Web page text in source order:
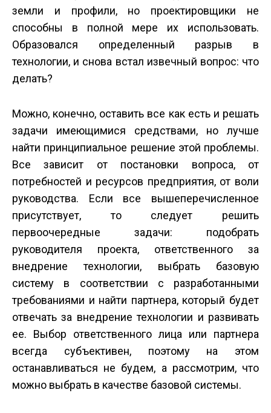
земли и профили, но проектировщики не
способны в полной мере их использовать.
Образовался определенный разрыв в
технологии, и снова встал извечный вопрос: что
делать?
Можно, конечно, оставить все как есть и решать
задачи имеющимися средствами, но лучше
найти принципиальное решение этой проблемы.
Все зависит от постановки вопроса, от
потребностей и ресурсов предприятия, от воли
руководства. Если все вышеперечисленное
присутствует, то следует решить
первоочередные задачи: подобрать
руководителя проекта, ответственного за
внедрение технологии, выбрать базовую
систему в соответствии с разработанными
требованиями и найти партнера, который будет
отвечать за внедрение технологии и развивать
ее. Выбор ответственного лица или партнера
всегда субъективен, поэтому на этом
останавливаться не будем, а рассмотрим, что
можно выбрать в качестве базовой системы.